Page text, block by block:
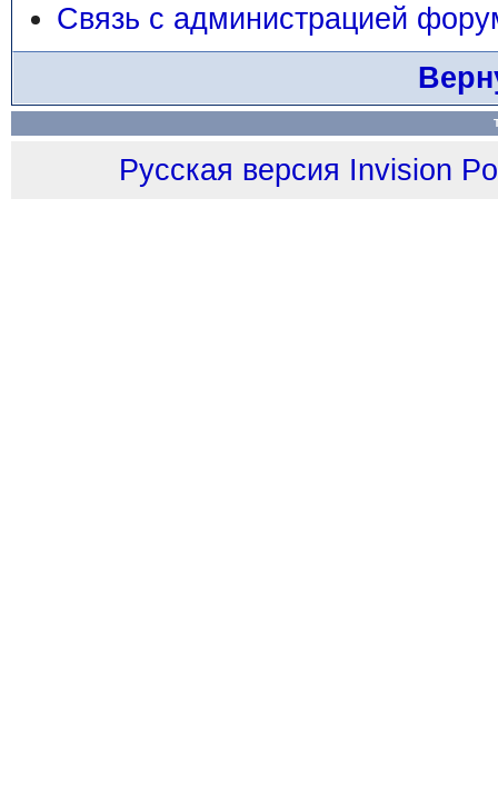
Связь с администрацией
Русская версия Invision